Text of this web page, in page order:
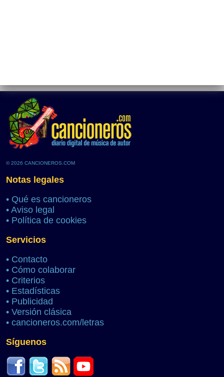
© 2026 CANCIONEROS.COM
Notas legales
• Qué es cancioneros
• Aviso legal
• Política de cookies
Servicios
• Contacto
• Cómo colaborar
• Criterios
• Estadísticas
• Publicidad
• Versión clásica
• cancioneros.com/letras
Síguenos